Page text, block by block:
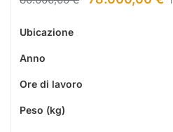
Ubicazione
Anno
Ore di lavoro
Peso (kg)